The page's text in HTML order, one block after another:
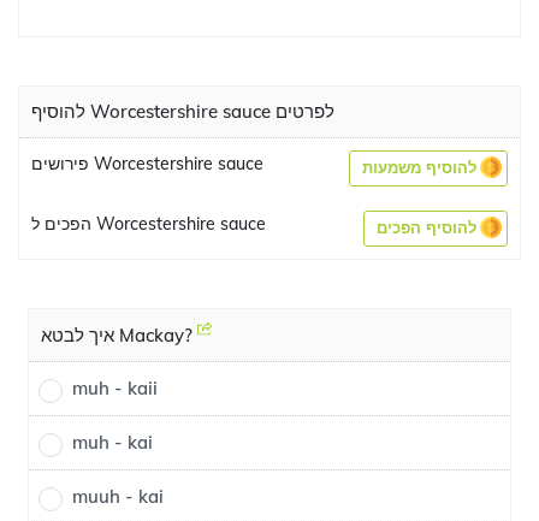
להוסיף Worcestershire sauce לפרטים
פירושים Worcestershire sauce להוסיף משמעות
הפכים ל Worcestershire sauce להוסיף הפכים
איך לבטא Mackay?
muh - kaii
muh - kai
muuh - kai